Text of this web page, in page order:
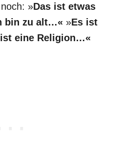
»Das ist etwas
bin zu alt…« »Es ist
eine Religion…«